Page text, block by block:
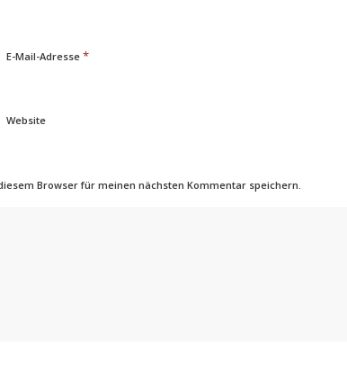
E-Mail-Adresse *
Website
Browser für meinen nächsten Kommentar speichern.